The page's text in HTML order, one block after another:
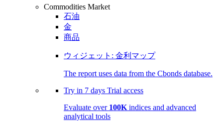
Commodities Market
石油
金
商品
ウィジェット: 金利マップ
The report uses data from the Cbonds database.
Try in 7 days Trial access
Evaluate over 100K indices and advanced
analytical tools